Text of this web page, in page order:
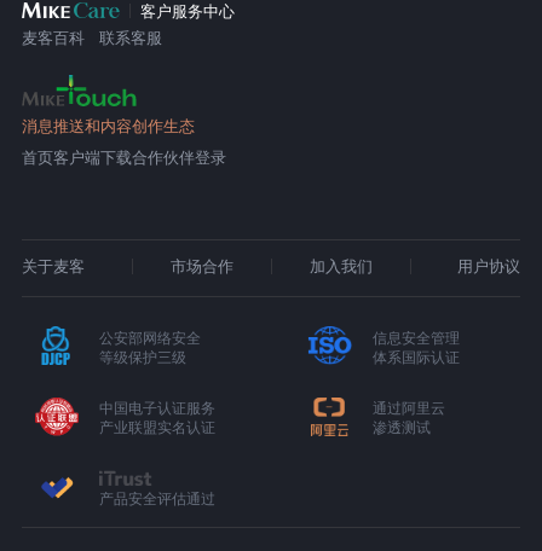
客户服务中心
麦客百科
联系客服
消息推送和内容创作生态
首页客户端下载合作伙伴登录
关于麦客 市场合作 加入我们 用户协议
公安部网络安全
等级保护三级
信息安全管理
体系国际认证
中国电子认证服务
产业联盟实名认证
通过阿里云
渗透测试
产品安全评估通过